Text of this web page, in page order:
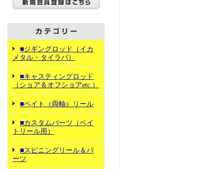
■ジギングロッド（イカ
メタル・タイラバ）
■キャスティングロッド
（ショア＆オフショアetc.）
■ベイト（両軸）リール
■カスタムパーツ（ベイ
トリール用）
■スピニングリール＆パ
ーツ